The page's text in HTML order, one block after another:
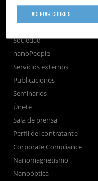
Transferencia
Sociedad
nanoPeople
Servicios externos
Publicaciones
Seminarios
Únete
Sala de prensa
Perfil del contratante
Corporate Compliance
Nanomagnetismo
Nanoóptica
ACEPTAR COOKIES